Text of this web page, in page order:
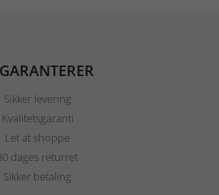
Sikker levering
Kvalitetsgaranti
Let at shoppe
dages returret
Sikker betaling